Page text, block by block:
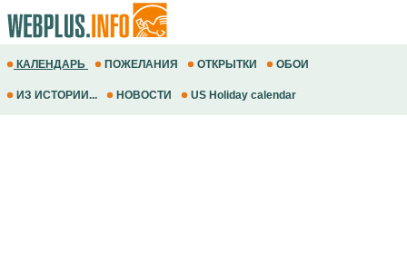
КАЛЕНДАРЬ ПОЖЕЛАНИЯ ОТКРЫТКИ ОБОИ
ИЗ ИСТОРИИ... НОВОСТИ US Holiday calendar